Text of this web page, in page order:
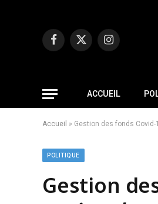
Facebook
X
Instagram
ACCUEIL
Accueil » Gestion des fonds
POLITIQUE
Gestion